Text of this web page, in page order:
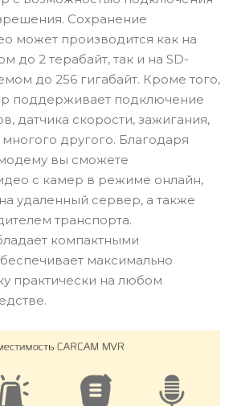
Сохранение
может производится как на
до 2 терабайт, так и на SD-
до 256 гигабайт. Кроме того,
поддерживает подключение
датчика скорости, зажигания,
другого. Благодаря
вы сможете
с камер в режиме онлайн,
удаленный сервер, а также
транспорта.
компактными
максимально
практически на любом